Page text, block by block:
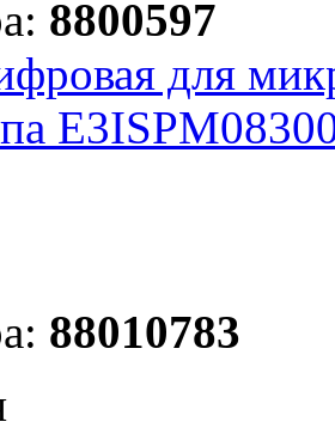
8800597
для
88010783